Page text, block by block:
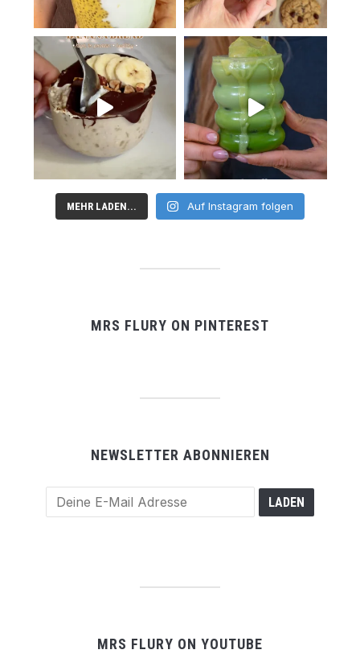
MEHR LADEN... Auf Instagram folgen
MRS FLURY ON PINTEREST
NEWSLETTER ABONNIEREN
MRS FLURY ON YOUTUBE